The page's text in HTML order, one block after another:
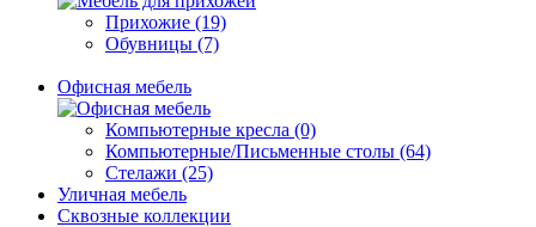
Прихожие (19)
Обувницы (7)
Офисная мебель
Компьютерные кресла (0)
Компьютерные/Письменные столы (64)
Стелажи (25)
Уличная мебель
Сквозные коллекции